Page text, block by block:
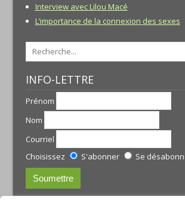
Interview avec Lilou Macé
L’importance de la connexion des sexes
INFO-LETTRE
Prénom
Nom
Courriel
Choisissez
S'abonner Se